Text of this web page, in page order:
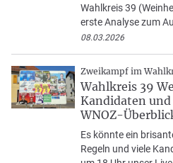
Wahlkreis 39
erste Analyse zum
08.03.2026
Zweikampf im
Wahlkreis 39
Kandidaten und
WNOZ-
Es könnte ein
Regeln und viele